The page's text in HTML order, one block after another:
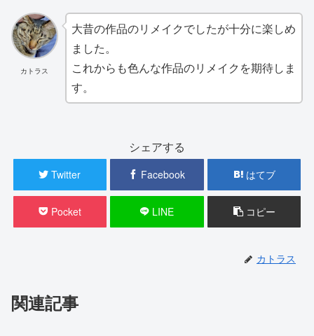
カトラス
大昔の作品のリメイクでしたが十分に楽しめ
ました。
これからも色んな作品のリメイクを期待しま
す。
シェアする
Twitter Facebook はてブ
Pocket LINE コピー
カトラス
関連記事